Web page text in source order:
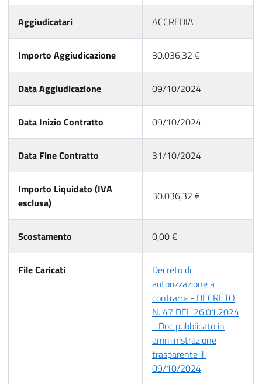
Aggiudicatari ACCREDIA
Importo Aggiudicazione 30.036,32 €
Data Aggiudicazione 09/10/2024
Data Inizio Contratto 09/10/2024
Data Fine Contratto 31/10/2024
Importo Liquidato (IVA
esclusa)
30.036,32 €
Scostamento 0,00 €
File Caricati
Decreto di
autorizzazione a
contrarre - DECRETO
N. 47 DEL 26.01.2024
- Doc pubblicato in
amministrazione
trasparente il:
09/10/2024